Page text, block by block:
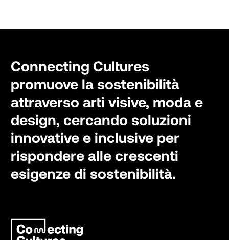
Connecting Cultures
promuove la sostenibilità
attraverso arti visive, moda e
design, cercando soluzioni
innovative e inclusive per
rispondere alle crescenti
esigenze di sostenibilità.